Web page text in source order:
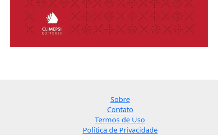
Sobre
Contato
Termos de Uso
Política de Privacidade